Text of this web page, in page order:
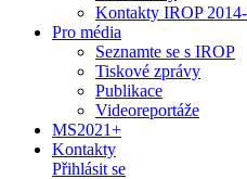
Kontakty IROP
Pro média
Seznamte se s IROP
Tiskové zprávy
Publikace
Videoreportáže
MS2021+
Kontakty
Přihlásit se